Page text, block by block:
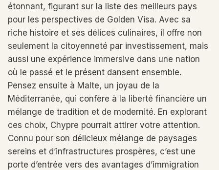
étonnant, figurant sur la liste des meilleurs pays
pour les perspectives de Golden Visa. Avec sa
riche histoire et ses délices culinaires, il offre non
seulement la citoyenneté par investissement, mais
aussi une expérience immersive dans une nation
où le passé et le présent dansent ensemble.
Pensez ensuite à Malte, un joyau de la
Méditerranée, qui confère à la liberté financière un
mélange de tradition et de modernité. En explorant
ces choix, Chypre pourrait attirer votre attention.
Connu pour son délicieux mélange de paysages
sereins et d’infrastructures prospères, c’est une
porte d’entrée vers des avantages d’immigration